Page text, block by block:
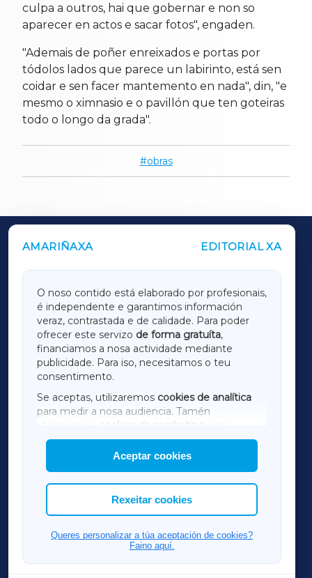
culpa a outros, hai que gobernar e non so
aparecer en actos e sacar fotos", engaden.
"Ademais de poñer enreixados e portas por
tódolos lados que parece un labirinto, está sen
coidar e sen facer mantemento en nada", din, "e
mesmo o ximnasio e o pavillón que ten goteiras
todo o longo da grada".
obras
AMARIÑAXA EDITORIAL XA
O noso contido está elaborado por profesionais,
é independente e garantimos información
veraz, contrastada e de calidade. Para poder
ofrecer este servizo de forma gratuíta,
financiamos a nosa actividade mediante
publicidade. Para iso, necesitamos o teu
consentimento.
Se aceptas, utilizaremos cookies de analítica
para medir a nosa audiencia. Tamén
utilizaremos
cookies de marketing
mostrar publicidade de terceiros.
Así mesmo, podes personalizar a elección das
cookies que desexas permitir.
Aceptar cookies
Rexeitar cookies
Queres personalizar a túa aceptación de cookies?
Faino aquí.
OUTROS PERIÓDICOS
LUGOXA
TERRACHAXA
AMARIÑAXA
RIBEIRASACRAXA
ACORUÑAXA
FERROLXA
OURENSEXA